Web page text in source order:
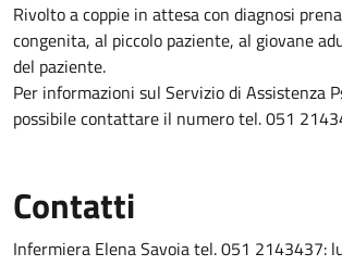
Rivolto a coppie in attesa con diagnosi
congenita, al piccolo paziente, al giovane
del paziente.
Per informazioni sul Servizio di Assistenza
possibile contattare il numero tel. 051
Contatti
Infermiera Elena Savoia tel. 051 2143437: